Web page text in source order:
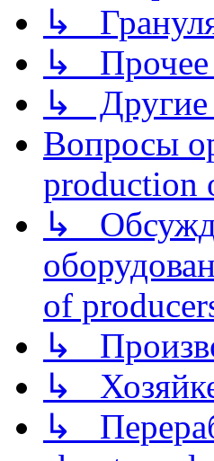
↳
↳ Прочее
↳ Другие
Вопросы
production
↳
of
↳
↳
↳